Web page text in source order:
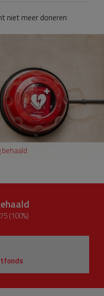
niet meer doneren
(100%)